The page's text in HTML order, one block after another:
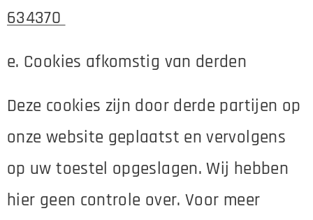
634370
e. Cookies afkomstig van derden
Deze cookies zijn door derde partijen op
onze website geplaatst en vervolgens
op uw toestel opgeslagen. Wij hebben
hier geen controle over. Voor meer